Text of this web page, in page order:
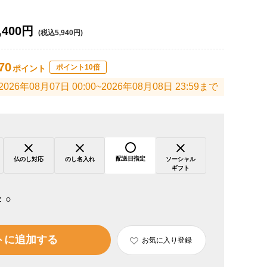
円 (税込5,940円)
ポイント ポイント10倍
年08月07日 00:00~2026年08月08日 23:59まで
仏のし対応 のし名入れ 配送日指定
ソーシャル
ギフト
○
に追加する お気に入り登録